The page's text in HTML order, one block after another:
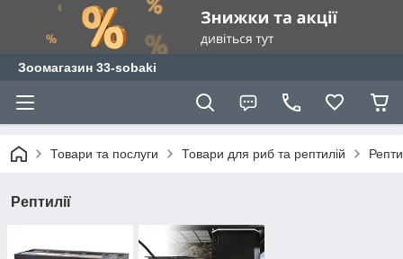
Зоомагазин 33-sobaki
Товари та послуги Товари для риб та рептилій
Рептилії